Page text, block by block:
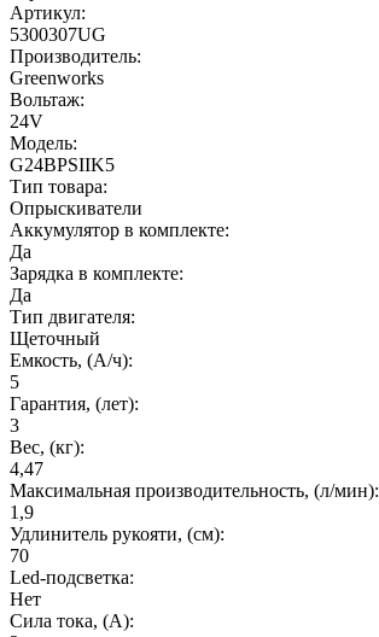
Артикул:
5300307UG
Производитель:
Greenworks
Вольтаж:
24V
Модель:
G24BPSIIK5
Тип товара:
Опрыскиватели
Аккумулятор в комплекте:
Да
Зарядка в комплекте:
Да
Тип двигателя:
Щеточный
Емкость, (А/ч):
5
Гарантия, (лет):
3
Вес, (кг):
4,47
Максимальная производительность, (л/мин):
1,9
Удлинитель рукояти, (см):
70
Led-подсветка:
Нет
Сила тока, (А):